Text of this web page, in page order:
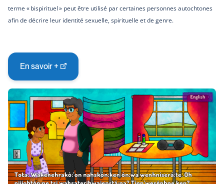
terme « bispirituel » peut être utilisé par certaines personnes autochtones
afin de décrire leur identité sexuelle, spirituelle et de genre.
En savoir +
Ce
lien
s'ouvrira
dans
une
nouvelle
fenêtre